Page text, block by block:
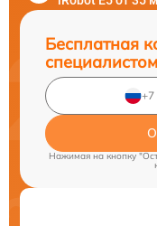
Бесплатная
специалистом
Нажимая на кнопку